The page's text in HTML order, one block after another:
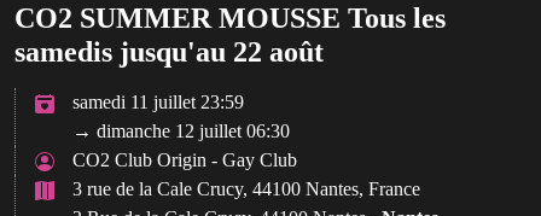
CO2 SUMMER MOUSSE Tous les
samedis jusqu'au 22 août
samedi 11 juillet 23:59
→ dimanche 12 juillet 06:30
CO2 Club Origin - Gay Club
3 rue de la Cale Crucy, 44100 Nantes, France